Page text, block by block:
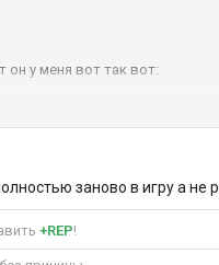
у меня вот так вот:
сервера пишет что
стандартная машина
заново в игру а не
+REP!